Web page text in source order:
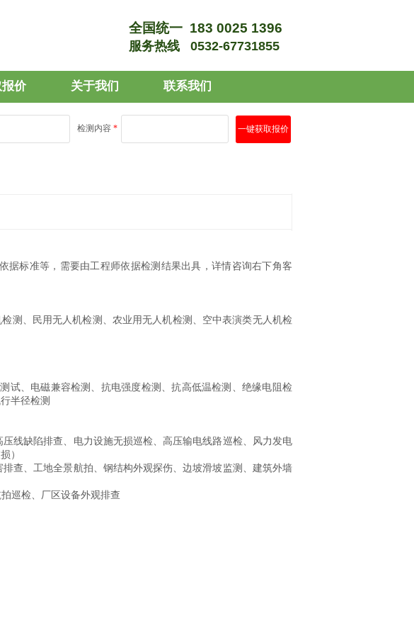
全国统一 183 0025 1396
服务热线 0532-67731855
价 关于我们 联系我们
检测内容 * 一键获取报价
据标准等，需要由工程师依据检测结果出具，详情咨询右下角客
测、民用无人机检测、农业用无人机检测、空中表演类无人机检
试、电磁兼容检测‍、抗电强度检测、抗高低温检测、绝缘电阻检
半径检测
线缺陷排查、电力设施无损巡检、高压输电线路巡检、风力发电
）
查、工地全景航拍、钢结构外观探伤、边坡滑坡监测、建筑外墙
巡检、厂区设备外观排查